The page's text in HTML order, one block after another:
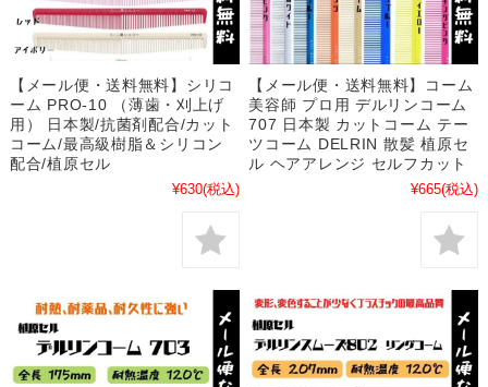
【メール便・送料無料】シリコ
ーム PRO-10 （薄歯・刈上げ
用） 日本製/抗菌剤配合/カット
コーム/最高級樹脂＆シリコン
配合/植原セル
¥630(税込)
【メール便・送料無料】コーム
美容師 プロ用 デルリンコーム
707 日本製 カットコーム テー
ツコーム DELRIN 散髪 植原セ
ル ヘアアレンジ セルフカット
¥665(税込)